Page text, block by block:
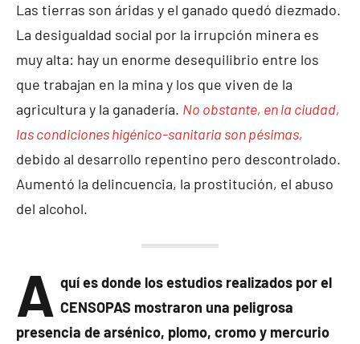
Las tierras son áridas y el ganado quedó diezmado.
La desigualdad social por la irrupción minera es
muy alta: hay un enorme desequilibrio entre los
que trabajan en la mina y los que viven de la
agricultura y la ganadería. No obstante, en la ciudad,
las condiciones higénico-sanitaria son pésimas,
debido al desarrollo repentino pero descontrolado.
Aumentó la delincuencia, la prostitución, el abuso
del alcohol.
A quí es donde los estudios realizados por el
CENSOPAS mostraron una peligrosa
presencia de arsénico, plomo, cromo y mercurio